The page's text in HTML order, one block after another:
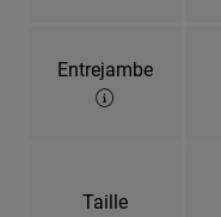
Entrejambe
Taille